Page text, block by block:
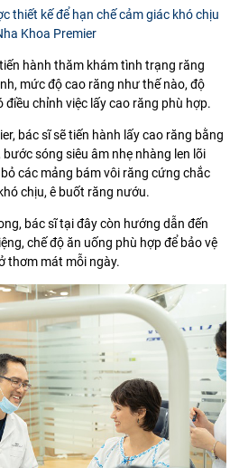
thiết kế để hạn chế cảm giác khó chịu
Khoa Premier
hành thăm khám tình trạng răng
mức độ cao răng như thế nào, độ
chỉnh việc lấy cao răng phù hợp.
bác sĩ sẽ tiến hành lấy cao răng bằng
sóng siêu âm nhẹ nhàng len lõi
các mảng bám vôi răng cứng chắc
chịu, ê buốt răng nướu.
bác sĩ tại đây còn hướng dẫn đến
chế độ ăn uống phù hợp để bảo vệ
thơm mát mỗi ngày.